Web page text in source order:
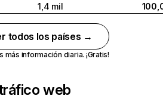
1,4 mil
todos los países →
más información diaria. ¡Gratis!
web